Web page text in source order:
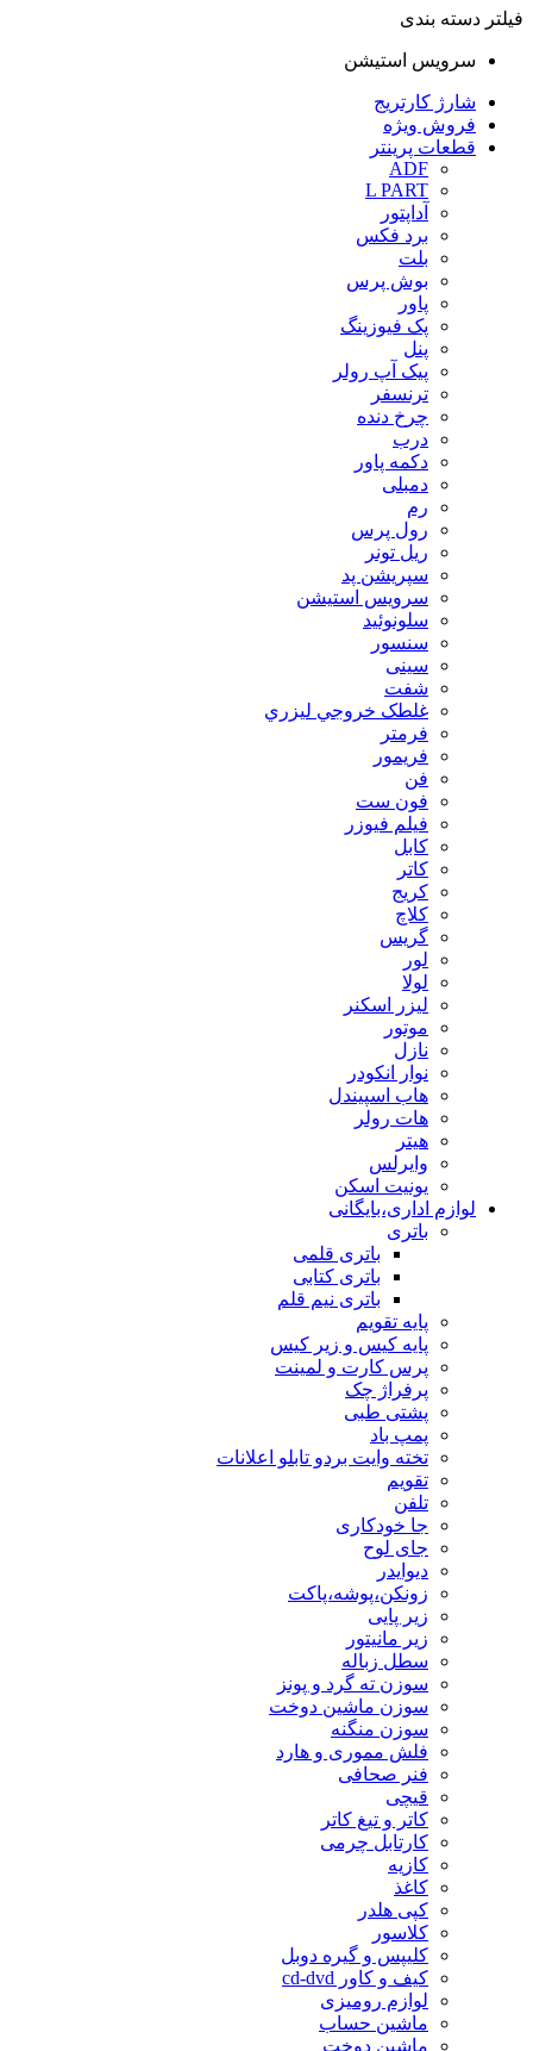
فیلتر دسته بندی
سرویس استیشن
شارژ کارتریج
فروش ویژه
قطعات پرینتر
ADF
L PART
آداپتور
برد فکس
بلت
بوش پرس
پاور
پک فیوزینگ
پنل
پیک آپ رولر
ترنسفر
چرخ دنده
درب
دکمه پاور
دمبلی
رم
رول پرس
ریل تونر
سپریشن پد
سرویس استیشن
سلونوئید
سنسور
سینی
شفت
غلطک خروجي ليزري
فرمتر
فریمور
فن
فون ست
فیلم فیوزر
کابل
کاتر
کریج
کلاچ
گریس
لور
لولا
لیزر اسکنر
موتور
نازل
نوار انکودر
هاب اسپیندل
هات رولر
هیتر
وایرلس
یونیت اسکن
لوازم اداری،بایگانی
باتری
باتری قلمی
باتری کتابی
باتری نیم قلم
پایه تقویم
پایه کیس و زیر کیس
پرس کارت و لمینت
پرفراژ چک
پشتی طبی
پمپ باد
تخته وایت بردو تابلو اعلانات
تقویم
تلفن
جا خودکاری
جای لوح
دیوایدر
زونکن،پوشه،پاکت
زیر پایی
زیر مانیتور
سطل زباله
سوزن ته گرد و پونز
سوزن ماشین دوخت
سوزن منگنه
فلش مموری و هارد
فنر صحافی
قیچی
کاتر و تیغ کاتر
کارتابل چرمی
کازیه
کاغذ
کپی هلدر
کلاسور
کلیپس و گیره دوبل
کیف و کاور cd-dvd
لوازم رومیزی
ماشین حساب
ماشین دوخت